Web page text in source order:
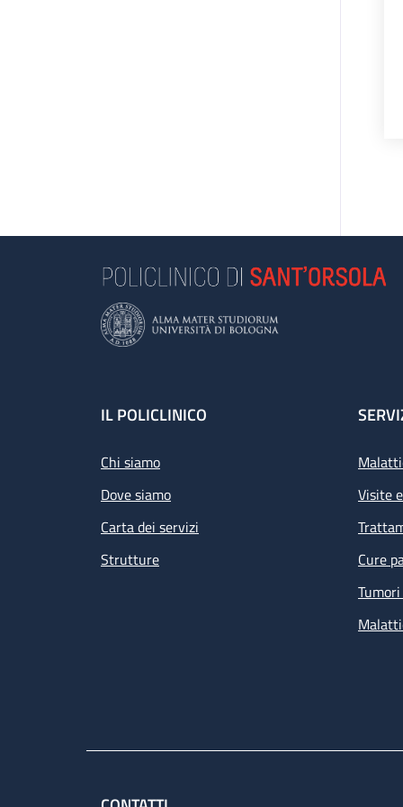
Footer
IL POLICLINICO
Chi siamo
Dove siamo
Carta dei servizi
Strutture
Visite
Cure